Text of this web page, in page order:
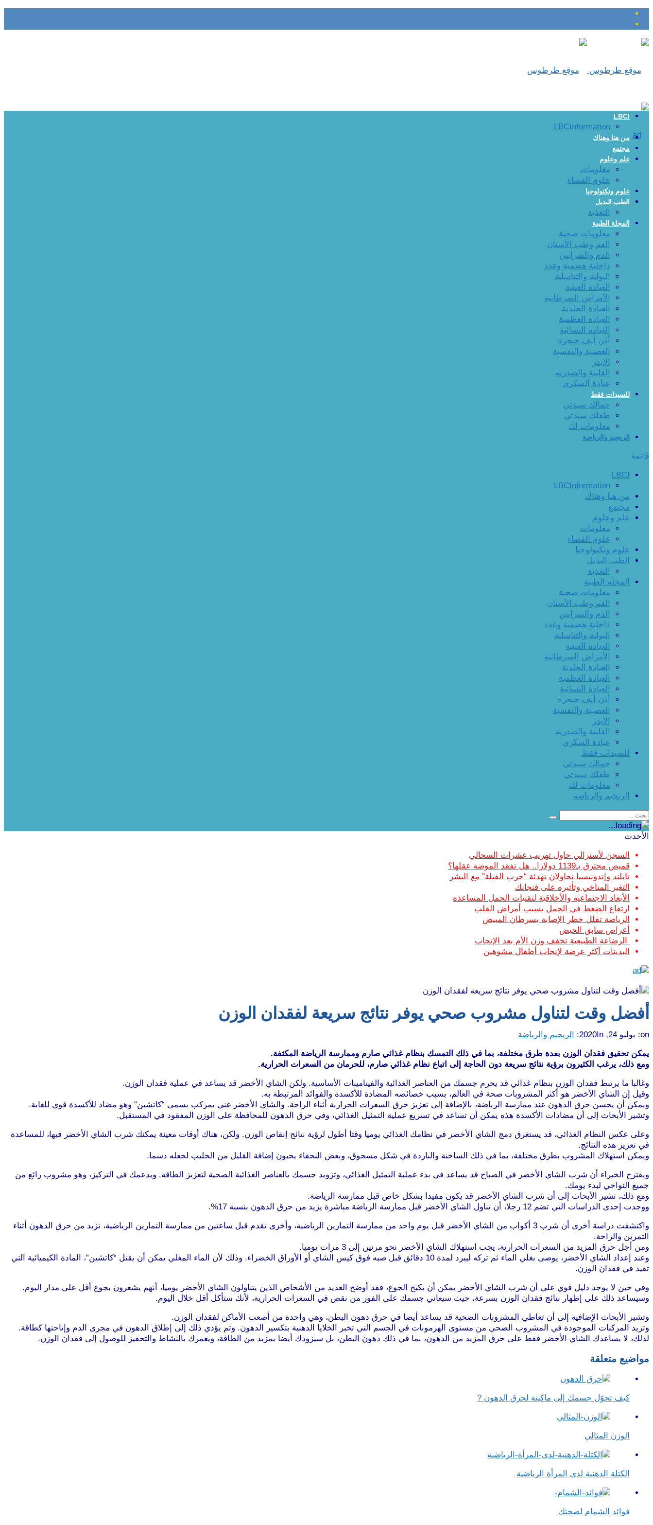
LBCI
LBCInformation
من هنا وهناك
مجتمع
علم وعلوم
معلومات
علوم الفضاء
علوم وتكنولوجيا
الطب البديل
التغذية
المجلة الطبية
معلومات صحية
الفم وطب الأسنان
الدم والشرايين
داخلية هضمية وغدد
البولية والتناسلية
العيادة العينية
الأمراض السرطانية
العيادة الجلدية
العيادة العظمية
العيادة النسائية
أذن أنف حنجرة
العصبية والنفسية
الإيدز
القلبية والصدرية
عيادة السكري
للسيدات فقط
جمالك سيدتي
طفلك سيدتي
معلومات لك
الريجيم والرياضة
قائمة
LBCI
LBCInformation
من هنا وهناك
مجتمع
علم وعلوم
معلومات
علوم الفضاء
علوم وتكنولوجيا
الطب البديل
التغذية
المجلة الطبية
معلومات صحية
الفم وطب الأسنان
الدم والشرايين
داخلية هضمية وغدد
البولية والتناسلية
العيادة العينية
الأمراض السرطانية
العيادة الجلدية
العيادة العظمية
العيادة النسائية
أذن أنف حنجرة
العصبية والنفسية
الإيدز
القلبية والصدرية
عيادة السكري
للسيدات فقط
جمالك سيدتي
طفلك سيدتي
معلومات لك
الريجيم والرياضة
الأحدث
السجن لأسترالي حاول تهريب عشرات السحالي
قميص محترق بـ1139 دولارا.. هل تفقد الموضة عقلها؟
تايلند وإندونيسيا تحاولان تهدئة “حرب الفيلة” مع البشر
التغير المناخي وتأثيره على فنجانك
الأبعاد الاجتماعية والأخلاقية لتقنيات الحمل المساعدة
ارتفاع الضغط في الحمل يسبب أمراض القلب
الرياضة تقلل خطر الإصابة بسرطان المبيض
أعراض سابق الحيض
الرضاعة الطبيعية تخفف وزن الأم بعد الإنجاب
البدينات أكثر عرضة لإنجاب أطفال مشوهين
أفضل وقت لتناول مشروب صحي يوفر نتائج سريعة لفقدان الوزن
on: يوليو 24, 2020 In: الريجيم والرياضة
يمكن تحقيق فقدان الوزن بعدة طرق مختلفة، بما في ذلك التمسك بنظام غذائي صارم وممارسة الرياضة المكثفة.
ومع ذلك، يرغب الكثيرون برؤية نتائج سريعة دون الحاجة إلى اتباع نظام غذائي صارم، للحرمان من السعرات الحرارية.
وغالبا ما يرتبط فقدان الوزن بنظام غذائي قد يحرم جسمك من العناصر الغذائية والفيتامينات الأساسية. ولكن الشاي الأخضر قد يساعد في عملية فقدان الوزن.
وقيل إن الشاي الأخضر هو أكثر المشروبات صحة في العالم، بسبب خصائصه المضادة للأكسدة والفوائد المرتبطة به.
ويمكن أن يحسن حرق الدهون عند ممارسة الرياضة، بالإضافة إلى تعزيز حرق السعرات الحرارية أثناء الراحة. والشاي الأخضر غني بمركب يسمى “كاتشين” وهو مضاد للأكسدة قوي للغاية.
وتشير الأبحاث إلى أن مضادات الأكسدة هذه يمكن أن تساعد في تسريع عملية التمثيل الغذائي، وفي حرق الدهون للمحافظة على الوزن المفقود في المستقبل.
وعلى عكس النظام الغذائي، قد يستغرق دمج الشاي الأخضر في نظامك الغذائي يوميا وقتا أطول لرؤية نتائج إنقاص الوزن. ولكن، هناك أوقات معينة يمكنك شرب الشاي الأخضر فيها، للمساعدة
في تعزيز هذه النتائج.
ويمكن استهلاك المشروب بطرق مختلفة، بما في ذلك الساخنة والباردة في شكل مسحوق، وبعض النحفاء يحبون إضافة القليل من الحليب لجعله دسما.
ويقترح الخبراء أن شرب الشاي الأخضر في الصباح قد يساعد في بدء عملية التمثيل الغذائي، وتزويد جسمك بالعناصر الغذائية الصحية لتعزيز الطاقة. ويدعمك في التركيز، وهو مشروب رائع من
جميع النواحي لبدء يومك.
ومع ذلك، تشير الأبحاث إلى أن شرب الشاي الأخضر قد يكون مفيدا بشكل خاص قبل ممارسة الرياضة.
ووجدت إحدى الدراسات التي تضم 12 رجلا، أن تناول الشاي الأخضر قبل ممارسة الرياضة مباشرة يزيد من حرق الدهون بنسبة 17%.
واكتشفت دراسة أخرى أن شرب 3 أكواب من الشاي الأخضر قبل يوم واحد من ممارسة التمارين الرياضية، وأخرى تقدم قبل ساعتين من ممارسة التمارين الرياضية، تزيد من حرق الدهون أثناء
التمرين والراحة.
ومن أجل حرق المزيد من السعرات الحرارية، يجب استهلاك الشاي الأخضر نحو مرتين إلى 3 مرات يوميا.
وعند إعداد الشاي الأخضر، يوصى بغلي الماء ثم تركه ليبرد لمدة 10 دقائق قبل صبه فوق كيس الشاي أو الأوراق الخضراء. وذلك لأن الماء المغلي يمكن أن يقتل “كاتشين”، المادة الكيميائية التي
تفيد في فقدان الوزن.
وفي حين لا يوجد دليل قوي على أن شرب الشاي الأخضر يمكن أن يكبح الجوع، فقد أوضح العديد من الأشخاص الذين يتناولون الشاي الأخضر يوميا، أنهم يشعرون بجوع أقل على مدار اليوم.
وسيساعد ذلك على إظهار نتائج فقدان الوزن بسرعة، حيث سيعاني جسمك على الفور من نقص في السعرات الحرارية، لأنك ستأكل أقل خلال اليوم.
وتشير الأبحاث الإضافية إلى أن تعاطي المشروبات الصحية قد يساعد أيضا في حرق دهون البطن، وهي واحدة من أصعب الأماكن لفقدان الوزن.
وتزيد المركبات الموجودة في المشروب الصحي من مستوى الهرمونات في الجسم التي تخبر الخلايا الدهنية بتكسير الدهون. وثم يؤدي ذلك إلى إطلاق الدهون في مجرى الدم وإتاحتها كطاقة.
لذلك، لا يساعدك الشاي الأخضر فقط على حرق المزيد من الدهون، بما في ذلك دهون البطن، بل سيزودك أيضا بمزيد من الطاقة، ويغمرك بالنشاط والتحفيز للوصول إلى فقدان الوزن.
مواضيع متعلقة
كيف تحوّل جسمك إلى ماكينة لحرق الدهون ?
الوزن المثالي
الكتلة الدهنية لدى المرأة الرياضية
فوائد الشمام لصحتك